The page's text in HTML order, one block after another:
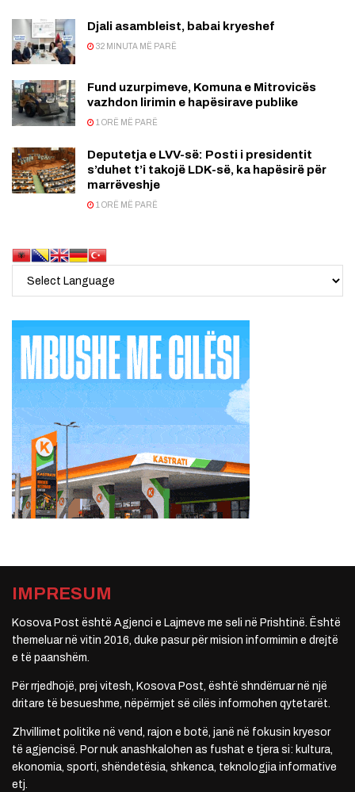
Djali asambleist, babai kryeshef
32 MINUTA MË PARË
Fund uzurpimeve, Komuna e Mitrovicës
vazhdon lirimin e hapësirave publike
1 ORË MË PARË
Deputetja e LVV-së: Posti i presidentit
s’duhet t’i takojë LDK-së, ka hapësirë për
marrëveshje
1 ORË MË PARË
IMPRESUM
Kosova Post është Agjenci e Lajmeve me seli në Prishtinë. Është
themeluar në vitin 2016, duke pasur për mision informimin e drejtë
e të paanshëm.
Për rrjedhojë, prej vitesh, Kosova Post, është shndërruar në një
dritare të besueshme, nëpërmjet së cilës informohen qytetarët.
Zhvillimet politike në vend, rajon e botë, janë në fokusin kryesor
të agjencisë. Por nuk anashkalohen as fushat e tjera si: kultura,
ekonomia, sporti, shëndetësia, shkenca, teknologjia informative
etj.